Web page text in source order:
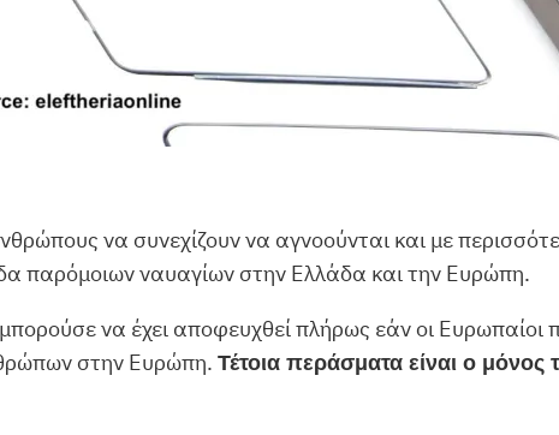
να συνεχίζουν να αγνοούνται και με
παρόμοιων ναυαγίων στην Ελλάδα και την Ευρώπη.
να έχει αποφευχθεί πλήρως εάν οι Ευρωπαίοι
στην Ευρώπη. Τέτοια περάσματα είναι ο μόνος